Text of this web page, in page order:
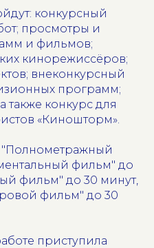
конкурсный
просмотры и
и фильмов;
кинорежиссёров;
внеконкурсный
программ;
также конкурс для
«Киношторм».
фильм" до
фильм" до 30 минут,
фильм" до 30
приступила